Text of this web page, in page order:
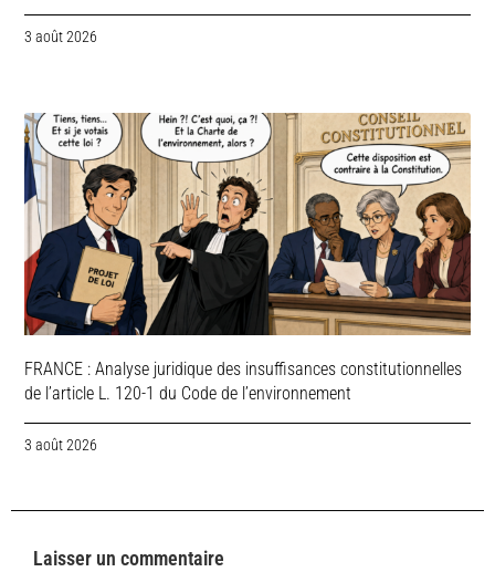
3 août 2026
FRANCE : Analyse juridique des insuffisances constitutionnelles
de l’article L. 120-1 du Code de l’environnement
3 août 2026
Laisser un commentaire